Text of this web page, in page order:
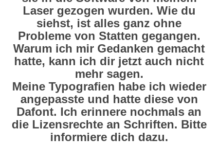
Laser gezogen wurden. Wie du
siehst, ist alles ganz ohne
Probleme von Statten gegangen.
Warum ich mir Gedanken gemacht
hatte, kann ich dir jetzt auch nicht
mehr sagen.
Meine Typografien habe ich wieder
angepasste und hatte diese von
Dafont. Ich erinnere nochmals an
die Lizensrechte an Schriften. Bitte
informiere dich dazu.